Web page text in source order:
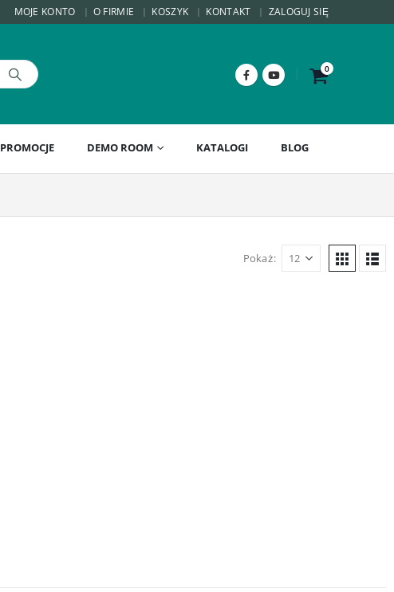
MOJE KONTO O FIRMIE KOSZYK KONTAKT ZALOGUJ SIĘ
0
PROMOCJE DEMO ROOM KATALOGI BLOG
Pokaż: